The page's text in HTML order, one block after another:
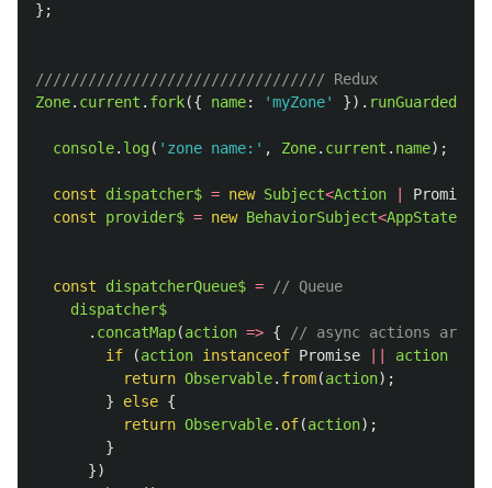
};
///////////////////////////////// Redux
Zone. current . fork({ name: 'myZone' }). runGuarded
console. log( ' zone name: ' , Zone. current . name);
const dispatcher$ = new Subject<Action Promise
const
provider$ = new BehaviorSubject<AppState
const dispatcherQueue$ =
// Queue
dispatcher$
. concatMap(action => {
// async actions are
if
(action instanceof Promise action
return Observable. from(action);
}
else {
return Observable. of(action);
}
})